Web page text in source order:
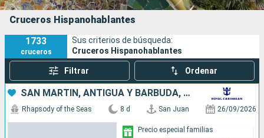
Cruceros Hispanohablantes
1733
cruceros
Sus criterios de búsqueda:
Cruceros Hispanohablantes
Filtrar Ordenar
SAN MARTÍN, ANTIGUA Y BARBUDA, PUERTO RICO
Rhapsody of the Seas 8 d San Juan 26/09/2026
Precio especial familias